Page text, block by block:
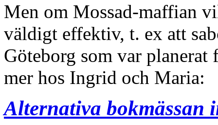
Men om Mossad-maffian
väldigt effektiv, t. ex att
Göteborg som var planerat
mer hos Ingrid och Maria:
Alternativa bokmässan